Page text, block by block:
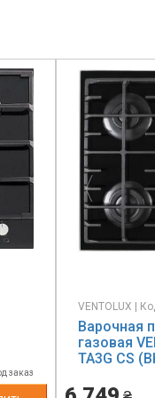
заказ
VENTOLUX |
Варочная
газовая
TA3G CS